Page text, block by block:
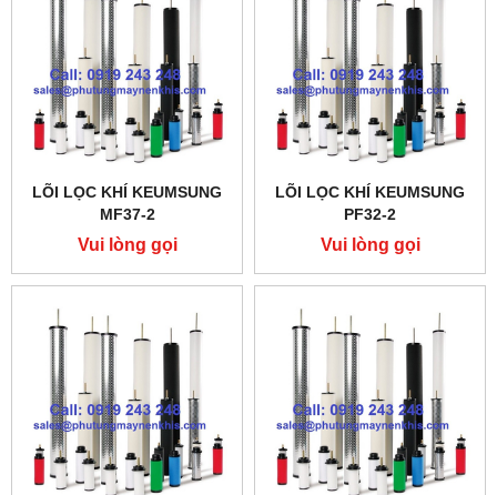
LÕI LỌC KHÍ KEUMSUNG
MF37-2
Vui lòng gọi
LÕI LỌC KHÍ KEUMSUNG
PF32-2
Vui lòng gọi